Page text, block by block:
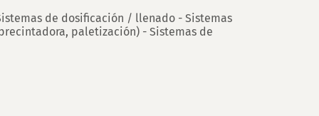
de dosificación / llenado - Sistemas
paletización) - Sistemas de